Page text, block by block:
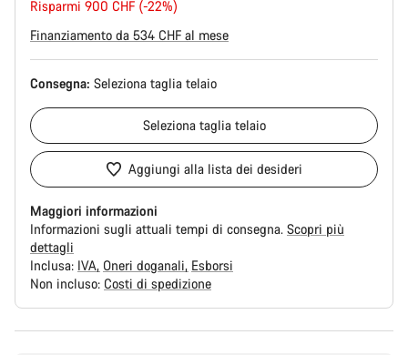
originale
Risparmi 900 CHF (-22%)
Finanziamento da 534 CHF al mese
Consegna: Seleziona taglia telaio
Seleziona taglia telaio
Aggiungi alla lista dei desideri
Maggiori informazioni
Informazioni sugli attuali tempi di consegna. Scopri più
dettagli
Inclusa: IVA Oneri doganali Esborsi
Non incluso: Costi di spedizione